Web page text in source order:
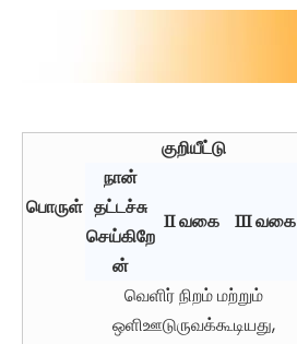
பொருள்
குறியீட்டு
நான்
தட்டச்சு
செய்கிறே
ன்
Ⅱ வகை Ⅲ வகை
வெளிர் நிறம் மற்றும்
ஒளிஊடுருவக்கூடியது,